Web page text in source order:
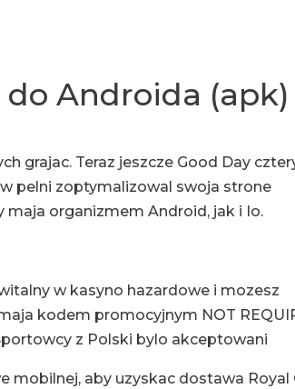
Androida (apk)
grajac. Teraz jeszcze Good Day
pelni zoptymalizowal swoja strone
organizmem Android, jak i Io.
w kasyno hazardowe i mozesz
kodem promocyjnym NOT
z Polski bylo akceptowani
mobilnej, aby uzyskac dostawa Royal